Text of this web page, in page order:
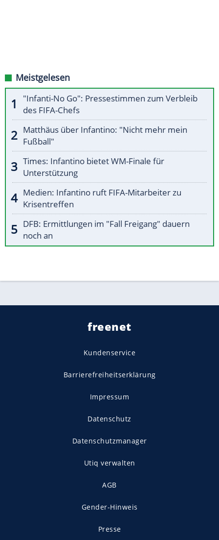
Meistgelesen
"Infanti-No Go": Pressestimmen zum Verbleib
des FIFA-Chefs
Matthäus über Infantino: "Nicht mehr mein
Fußball"
Times: Infantino bietet WM-Finale für
Unterstützung
Medien: Infantino ruft FIFA-Mitarbeiter zu
Krisentreffen
DFB: Ermittlungen im "Fall Freigang" dauern
noch an
freenet
Kundenservice
Barrierefreiheitserklärung
Impressum
Datenschutz
Datenschutzmanager
Utiq verwalten
AGB
Gender-Hinweis
Presse